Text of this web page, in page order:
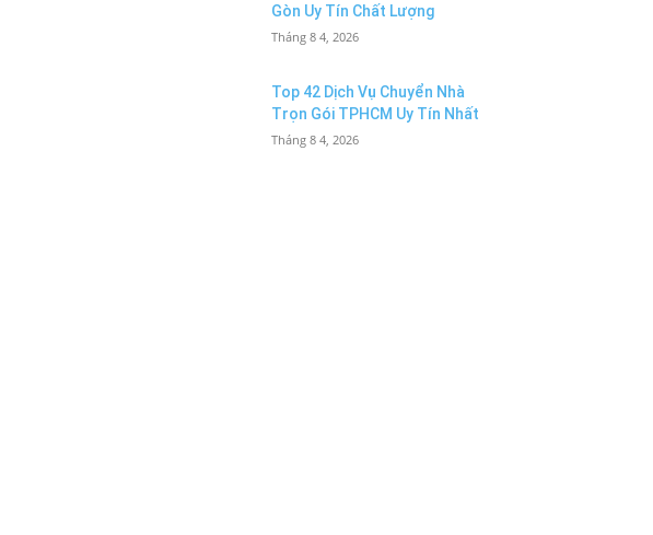
Gòn Uy Tín Chất Lượng
Tháng 8 4, 2026
Top 42 Dịch Vụ Chuyển Nhà
Trọn Gói TPHCM Uy Tín Nhất
Tháng 8 4, 2026